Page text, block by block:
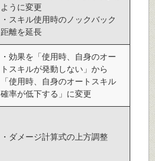
ように変更
・スキル使用時のノックバック
距離を延長
・効果を「使用時、自身のオー
トスキルが発動しない」から
「使用時、自身のオートスキル
確率が低下する」に変更
・ダメージ計算式の上方調整